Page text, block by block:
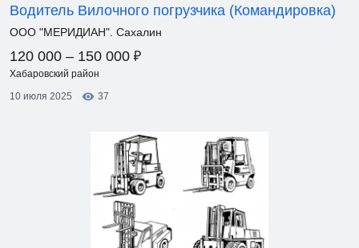
Водитель Вилочного погрузчика (Командировка)
ООО "МЕРИДИАН". Сахалин
120 000 – 150 000 ₽
Хабаровский район
10 июля 2025
37